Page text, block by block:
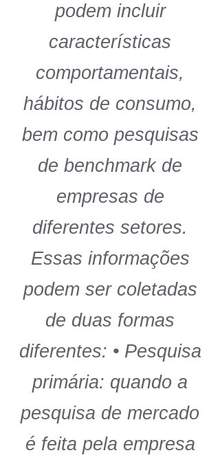
podem incluir
características
comportamentais,
hábitos de consumo,
bem como pesquisas
de benchmark de
empresas de
diferentes setores.
Essas informações
podem ser coletadas
de duas formas
diferentes: • Pesquisa
primária: quando a
pesquisa de mercado
é feita pela empresa